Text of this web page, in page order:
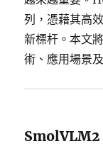
列，憑藉其高
新標杆。本文
術、應用場景
SmolVLM2